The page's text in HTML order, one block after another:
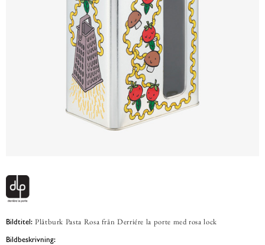
Bildtitel: Plåtburk Pasta Rosa från Derriére la porte med rosa lock
Bildbeskrivning: